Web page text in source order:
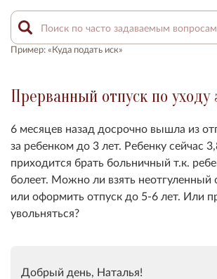
Пример: «Куда подать иск»
Прерванный отпуск по уходу
6 месяцев назад досрочно вышла из
за ребенком до 3 лет. Ребенку сейчас
приходится брать больничный т.к.
болеет. Можно ли взять неотгуленный
или оформить отпуск до 5-6 лет. Или
увольняться?
Добрый день, Наталья!